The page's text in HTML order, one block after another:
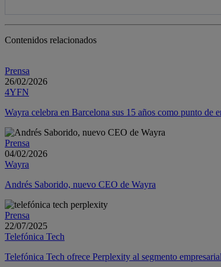
Contenidos relacionados
Prensa
26/02/2026
4YFN
Wayra celebra en Barcelona sus 15 años como punto de
Prensa
04/02/2026
Wayra
Andrés Saborido, nuevo CEO de Wayra
Prensa
22/07/2025
Telefónica Tech
Telefónica Tech ofrece Perplexity al segmento empresarial